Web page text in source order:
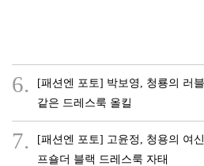
6.
[패션엔 포토] 박보영, 청룡의 러
같은 드레스룩 올킬
7.
[패션엔 포토] 고윤정, 청용의 여
프숄더 블랙 드레스룩 자태